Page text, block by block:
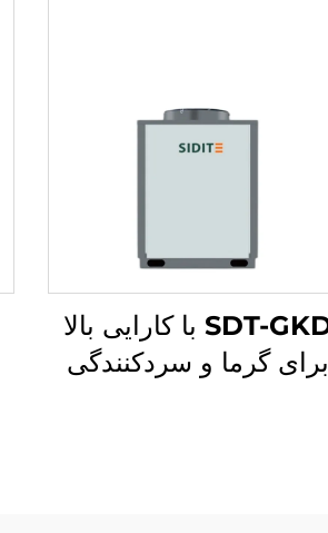
SDT-GKD با کارایی بالا
برای گرما و سردکنندگی